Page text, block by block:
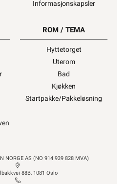
Informasjonskapsler
ROM / TEMA
Hyttetorget
Uterom
Bad
Kjøkken
Startpakke/Pakkeløsning
NORGE AS (NO 914 939 828 MVA)
88B, 1081 Oslo